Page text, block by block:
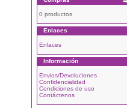
0 productos
Enlaces
Enlaces
Información
Envios/Devoluciones
Confidencialidad
Condiciones de uso
Contáctenos